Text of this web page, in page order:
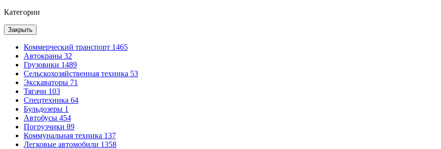
Категории
Закрыть
Коммерческий транспорт 1465
Автокраны 32
Грузовики 1489
Сельскохозяйственная техника 53
Экскаваторы 71
Тягачи 103
Спецтехника 64
Бульдозеры 1
Автобусы 454
Погрузчики 89
Коммунальная техника 137
Легковые автомобили 1358